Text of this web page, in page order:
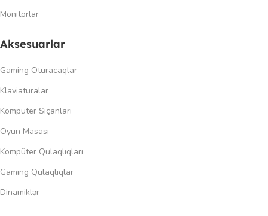
Monitorlar
Aksesuarlar
Gaming Oturacaqlar
Klaviaturalar
Kompüter Siçanları
Oyun Masası
Kompüter Qulaqlıqları
Gaming Qulaqlıqlar
Dinamiklər